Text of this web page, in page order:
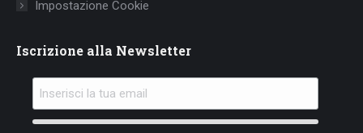
Impostazione Cookie
Iscrizione alla Newsletter